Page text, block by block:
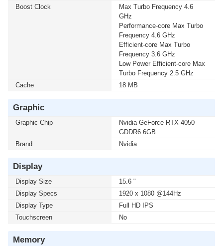
Boost Clock
Max Turbo Frequency 4.6
GHz
Performance-core Max Turbo
Frequency 4.6 GHz
Efficient-core Max Turbo
Frequency 3.6 GHz
Low Power Efficient-core Max
Turbo Frequency 2.5 GHz
Cache
18 MB
Graphic
Graphic Chip
Nvidia GeForce RTX 4050
GDDR6 6GB
Brand
Nvidia
Display
Display Size
15.6 "
Display Specs
1920 x 1080 @144Hz
Display Type
Full HD IPS
Touchscreen
No
Memory